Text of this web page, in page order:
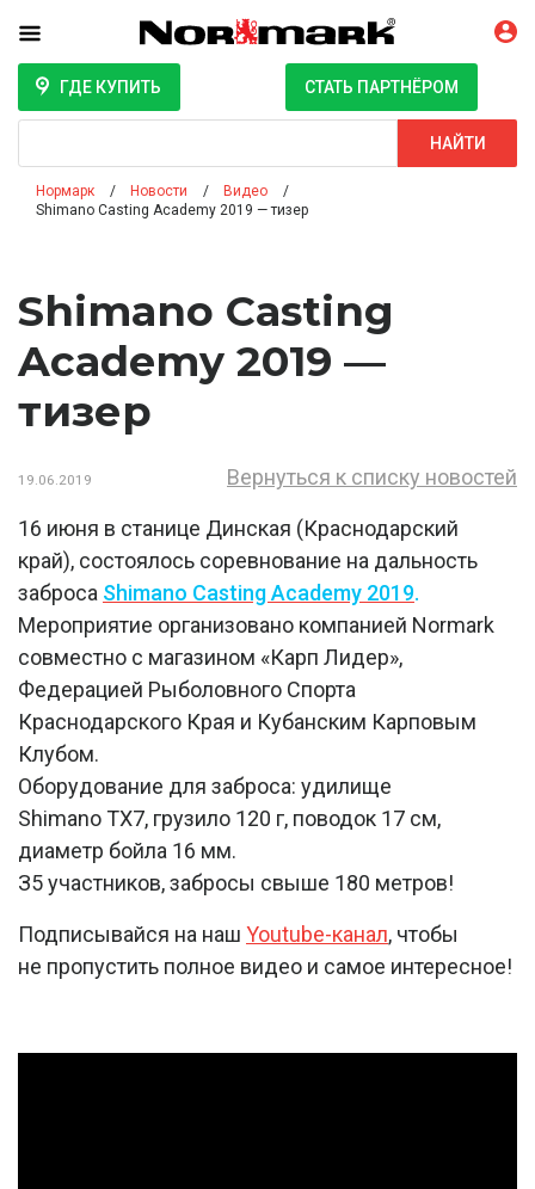
ГДЕ КУПИТЬ СТАТЬ ПАРТНЁРОМ
НАЙТИ
Нормарк Новости
Видео
Shimano Casting Academy 2019 — тизер
Shimano Casting
Academy 2019 —
тизер
19.06.2019 Вернуться к списку новостей
16 июня в станице Динская (Краснодарский
край), состоялось соревнование на дальность
заброса Shimano Casting Academy 2019.
Мероприятие организовано компанией Normark
совместно с магазином «Карп Лидер»,
Федерацией Рыболовного Спорта
Краснодарского Края и Кубанским Карповым
Клубом.
Оборудование для заброса: удилище
Shimano TX7, грузило 120 г, поводок 17 см,
диаметр бойла 16 мм.
З5 участников, забросы свыше 180 метров!
Подписывайся на наш Youtube-канал, чтобы
не пропустить полное видео и самое интересное!